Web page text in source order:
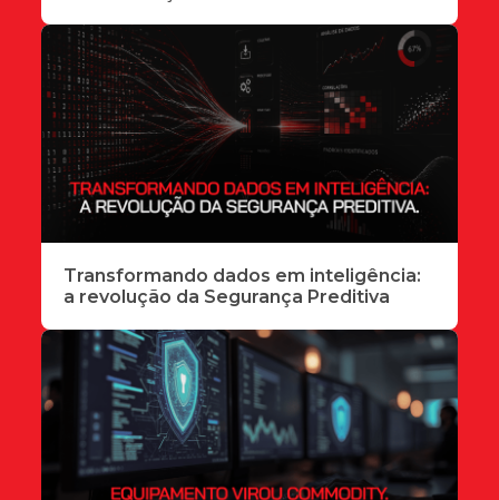
Transformando dados em inteligência:
a revolução da Segurança Preditiva